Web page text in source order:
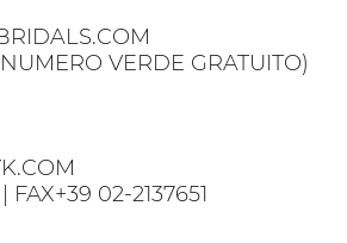
VERDE GRATUITO)
| FAX+39 02-2137651